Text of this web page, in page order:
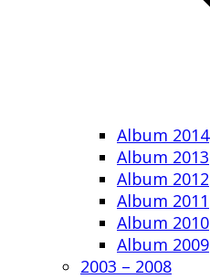
Album 2014
Album 2013
Album 2012
Album 2011
Album 2010
Album 2009
2003 – 2008